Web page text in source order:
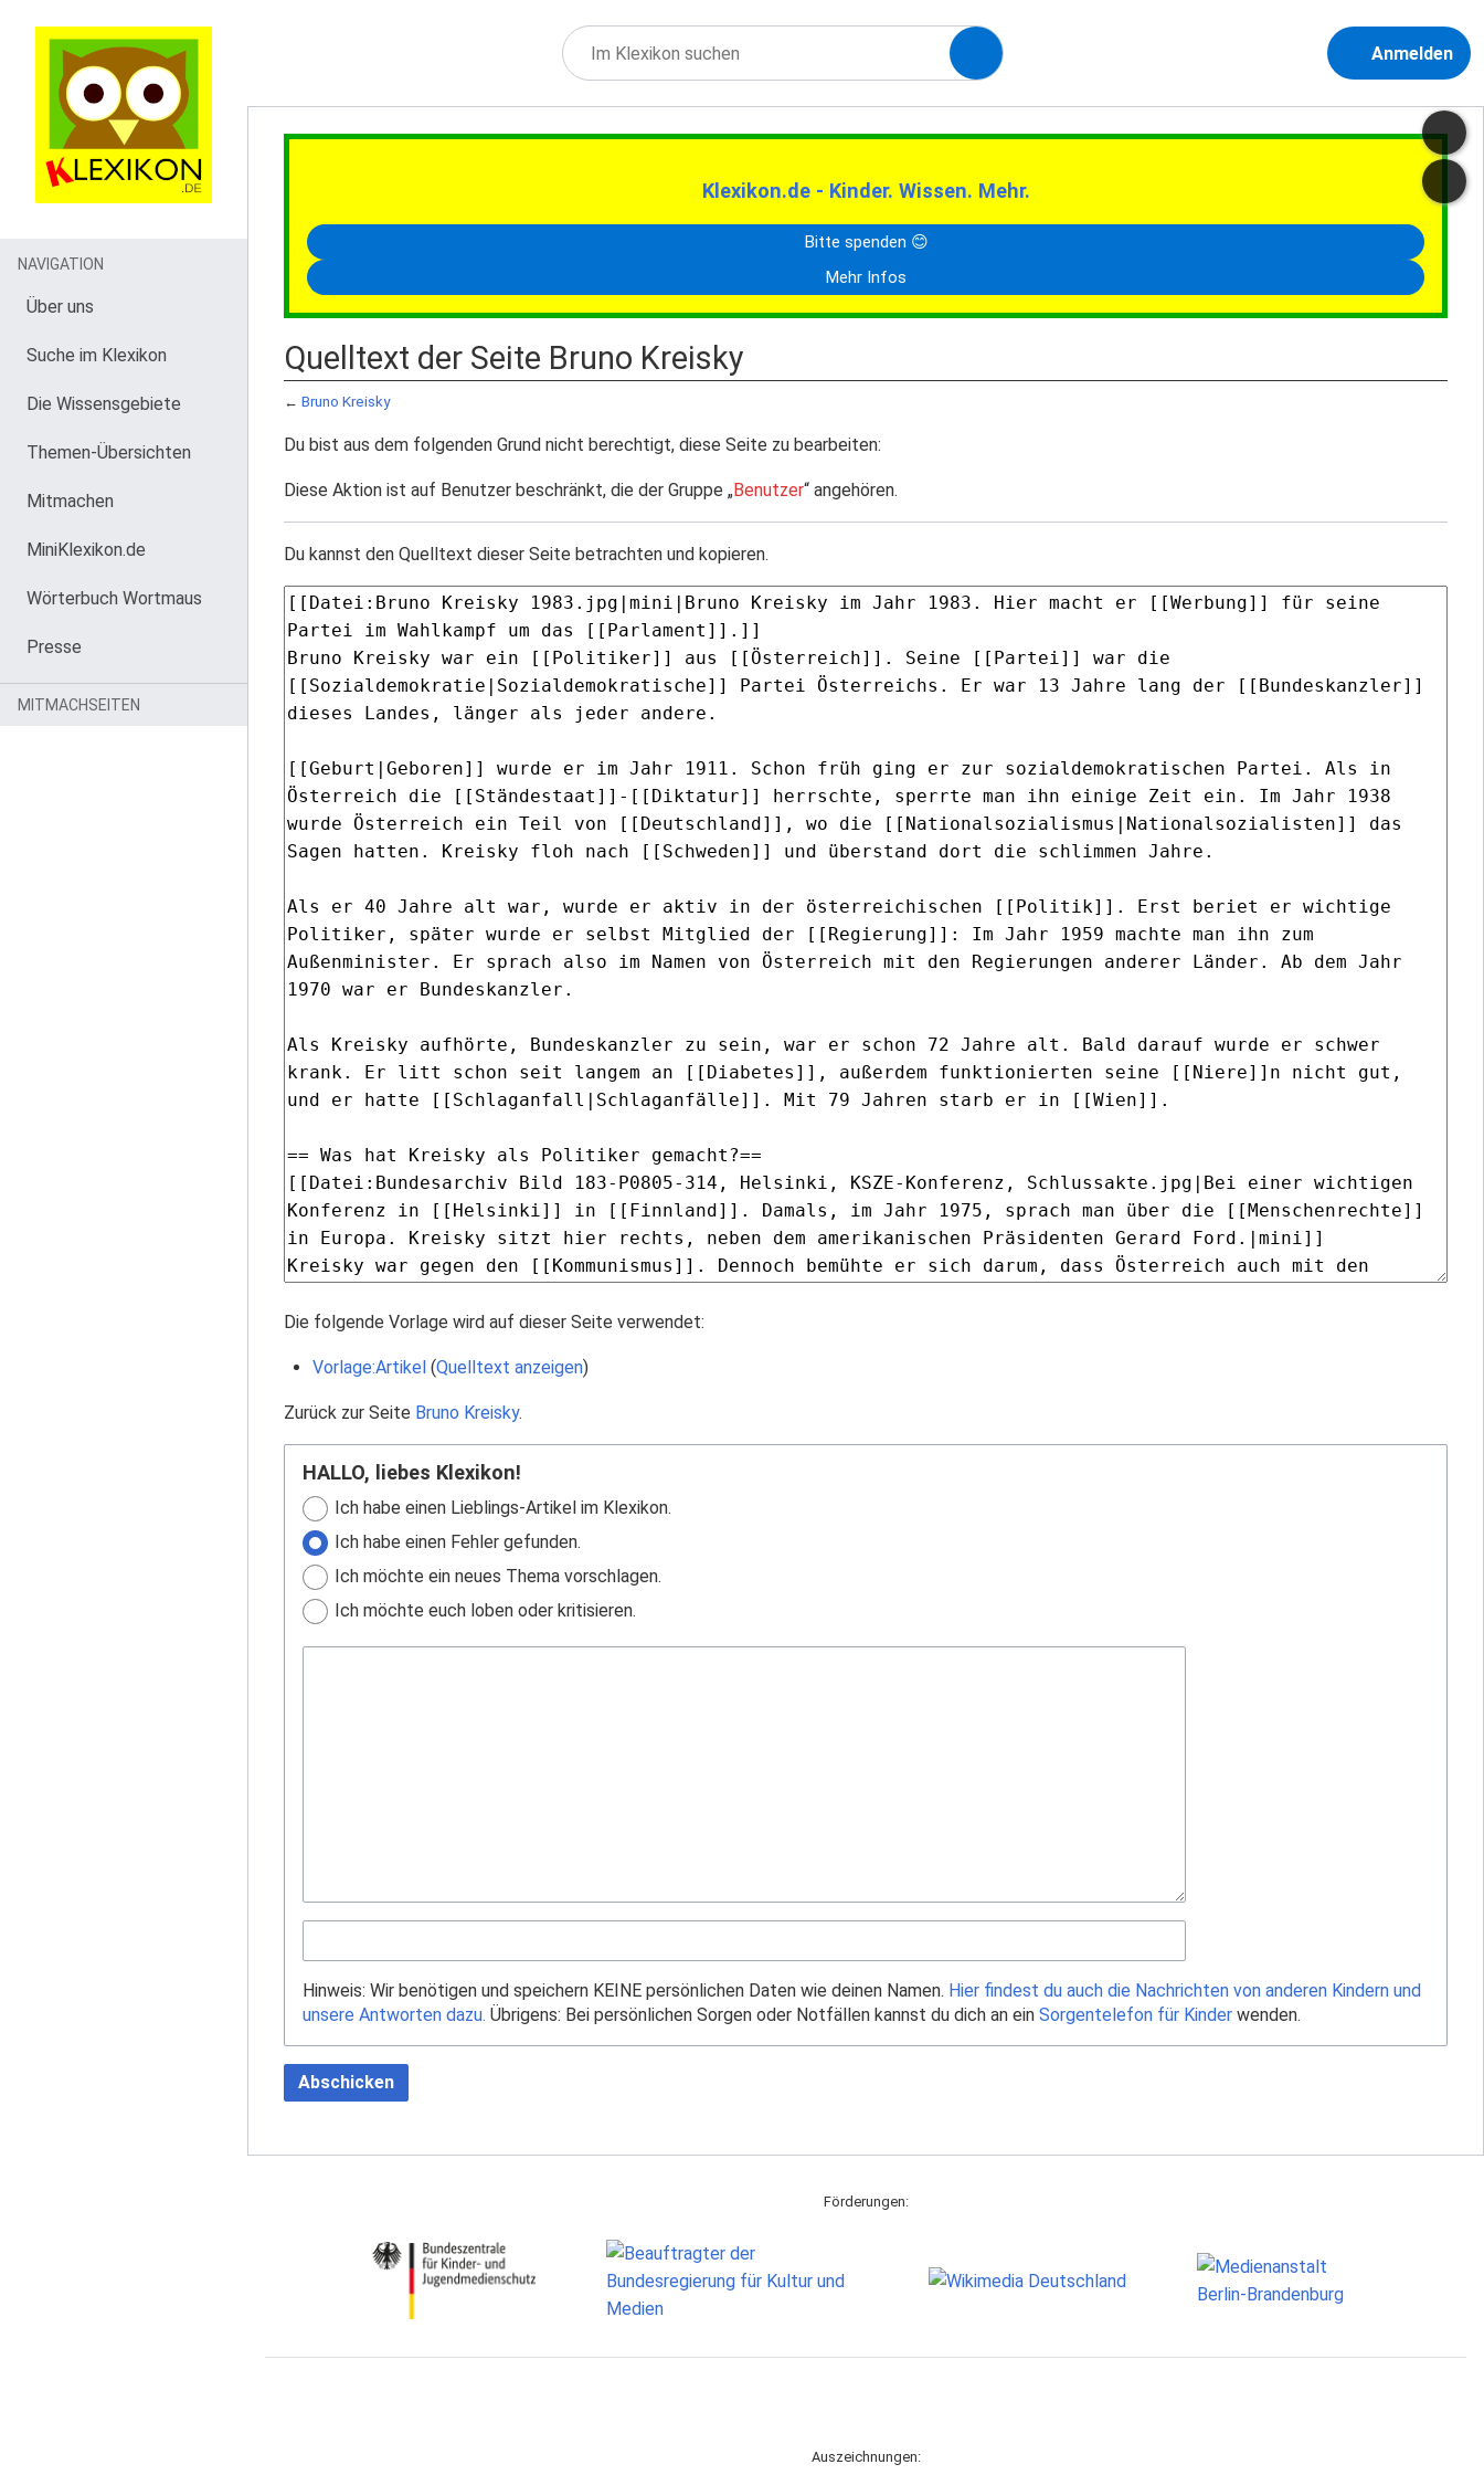
Anmelden
Klexikon.de - Kinder. Wissen. Mehr.
Bitte spenden 😊
Mehr Infos
Quelltext der Seite Bruno Kreisky
← Bruno Kreisky
Du bist aus dem folgenden Grund nicht berechtigt, diese Seite zu bearbeiten:
Diese Aktion ist auf Benutzer beschränkt, die der Gruppe „Benutzer“ angehören.
Du kannst den Quelltext dieser Seite betrachten und kopieren.
Die folgende Vorlage wird auf dieser Seite verwendet:
Vorlage:Artikel(Quelltext anzeigen)
Zurück zur Seite Bruno Kreisky.
HALLO, liebes Klexikon!
Ich habe einen Lieblings-Artikel im Klexikon.
Ich habe einen Fehler gefunden.
Ich möchte ein neues Thema vorschlagen.
Ich möchte euch loben oder kritisieren.
Hinweis: Wir benötigen und speichern KEINE persönlichen Daten wie deinen Namen. Hier findest du auch die Nachrichten von anderen Kindern und
unsere Antworten dazu. Übrigens: Bei persönlichen Sorgen oder Notfällen kannst du dich an ein Sorgentelefon für Kinder wenden.
Abschicken
NAVIGATION
Über uns
Suche im Klexikon
Die Wissensgebiete
Themen-Übersichten
Mitmachen
MiniKlexikon.de
Wörterbuch Wortmaus
Presse
MITMACHSEITEN
Förderungen:
Auszeichnungen: